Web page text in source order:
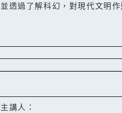
並透過了解科幻，對現代文明作
主講人：